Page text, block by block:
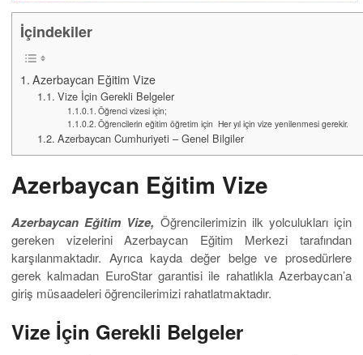
İçindekiler
Azerbaycan Eğitim Vize
Vize İçin Gerekli Belgeler
Öğrenci vizesi için;
Öğrencilerin eğitim öğretim için Her yıl için vize yenilenmesi gerekir.
Azerbaycan Cumhuriyeti – Genel Bilgiler
Azerbaycan Eğitim Vize
Azerbaycan Eğitim Vize, Öğrencilerimizin ilk yolculukları için
gereken vizelerini Azerbaycan Eğitim Merkezi tarafından
karşılanmaktadır. Ayrıca kayda değer belge ve prosedürlere
gerek kalmadan EuroStar garantisi ile rahatlıkla Azerbaycan’a
giriş müsaadeleri öğrencilerimizi rahatlatmaktadır.
Vize İçin Gerekli Belgeler